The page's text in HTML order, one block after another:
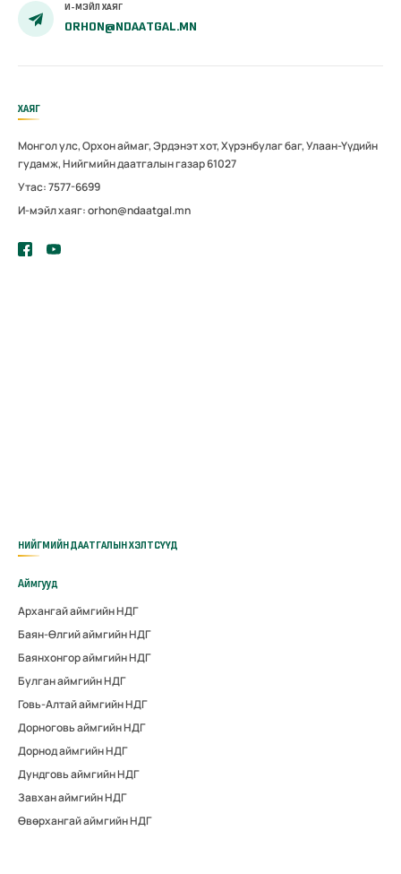
И-МЭЙЛ ХАЯГ
ORHON@NDAATGAL.MN
ХАЯГ
Монгол улс, Орхон аймаг, Эрдэнэт хот, Хүрэнбулаг баг, Улаан-Үүдийн
гудамж, Нийгмийн даатгалын газар 61027
Утас: 7577-6699
И-мэйл хаяг: orhon@ndaatgal.mn
НИЙГМИЙН ДААТГАЛЫН ХЭЛТСҮҮД
Аймгууд
Архангай аймгийн НДГ
Баян-Өлгий аймгийн НДГ
Баянхонгор аймгийн НДГ
Булган аймгийн НДГ
Говь-Алтай аймгийн НДГ
Дорноговь аймгийн НДГ
Дорнод аймгийн НДГ
Дундговь аймгийн НДГ
Завхан аймгийн НДГ
Өвөрхангай аймгийн НДГ